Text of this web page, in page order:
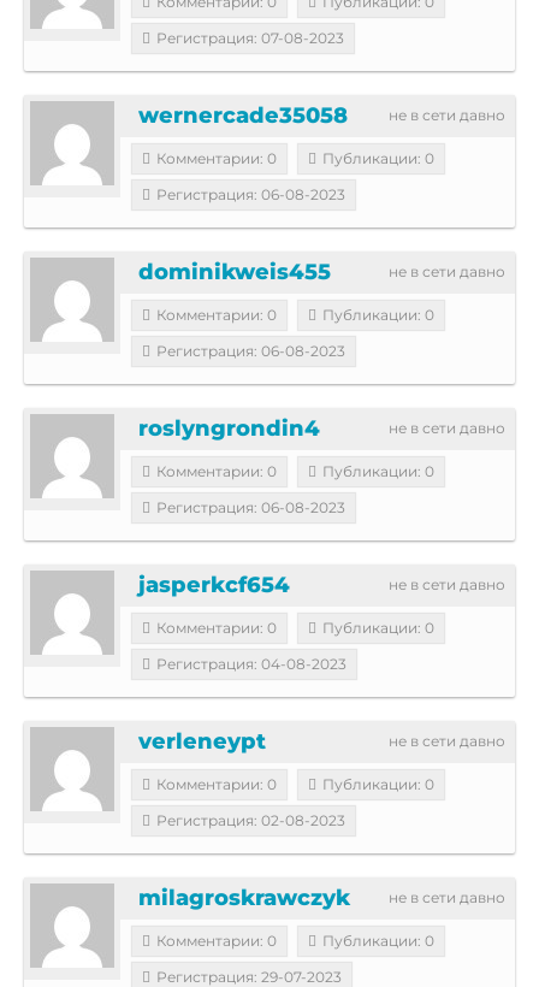
Регистрация: 07-08-2023
не в сети давно
wernercade35058
Комментарии: 0
Публикации: 0
Регистрация: 06-08-2023
не в сети давно
dominikweis455
Комментарии: 0
Публикации: 0
Регистрация: 06-08-2023
не в сети давно
roslyngrondin4
Комментарии: 0
Публикации: 0
Регистрация: 06-08-2023
не в сети давно
jasperkcf654
Комментарии: 0
Публикации: 0
Регистрация: 04-08-2023
не в сети давно
verleneypt
Комментарии: 0
Публикации: 0
Регистрация: 02-08-2023
не в сети давно
milagroskrawczyk
Комментарии: 0
Публикации: 0
Регистрация: 29-07-2023